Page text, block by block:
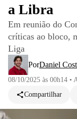
a Libra
Em reunião do
críticas ao bloco,
Liga
PorDaniel
08/10/2025 às 00h14 •
Compartilhar